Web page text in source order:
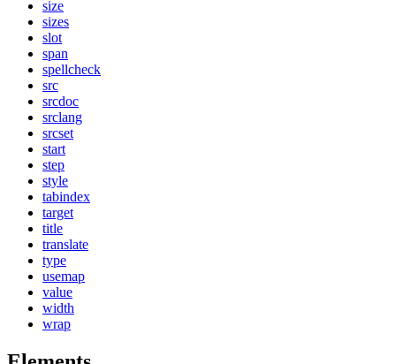
size
sizes
slot
span
spellcheck
src
srcdoc
srclang
srcset
start
step
style
tabindex
target
title
translate
type
usemap
value
width
wrap